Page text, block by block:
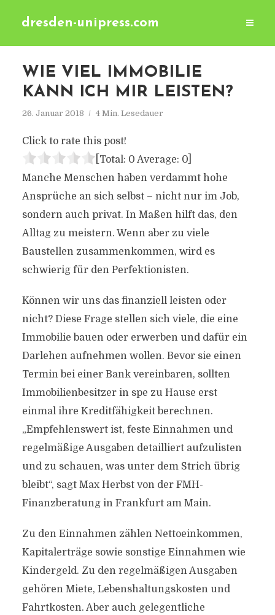
dresden-unipress.com
WIE VIEL IMMOBILIE
KANN ICH MIR LEISTEN?
26. Januar 2018 4 Min. Lesedauer
Click to rate this post!
[Total: 0 Average: 0]
Manche Menschen haben verdammt hohe
Ansprüche an sich selbst – nicht nur im Job,
sondern auch privat. In Maßen hilft das, den
Alltag zu meistern. Wenn aber zu viele
Baustellen zusammenkommen, wird es
schwierig für den Perfektionisten.
Können wir uns das finanziell leisten oder
nicht? Diese Frage stellen sich viele, die eine
Immobilie bauen oder erwerben und dafür ein
Darlehen aufnehmen wollen. Bevor sie einen
Termin bei einer Bank vereinbaren, sollten
Immobilienbesitzer in spe zu Hause erst
einmal ihre Kreditfähigkeit berechnen.
„Empfehlenswert ist, feste Einnahmen und
regelmäßige Ausgaben detailliert aufzulisten
und zu schauen, was unter dem Strich übrig
bleibt“, sagt Max Herbst von der FMH-
Finanzberatung in Frankfurt am Main.
Zu den Einnahmen zählen Nettoeinkommen,
Kapitalerträge sowie sonstige Einnahmen wie
Kindergeld. Zu den regelmäßigen Ausgaben
gehören Miete, Lebenshaltungskosten und
Fahrtkosten. Aber auch gelegentliche